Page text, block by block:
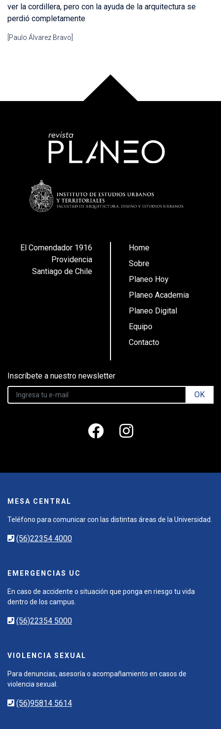
ver la cordillera, pero con la ayuda de la arquitectura se
perdió completamente
[Paulo Álvarez Bravo]
El Comendador 1916
Providencia
Santiago de Chile
Home
Sobre
Planeo Hoy
Planeo Academia
Planeo Digital
Equipo
Contacto
Inscríbete a nuestro newsletter
OK
MESA CENTRAL
Teléfono para comunicar con las distintas áreas de la Universidad.
(56)22354 4000
EMERGENCIAS UC
En caso de accidente o situación que ponga en riesgo tu vida
dentro de los campus.
(56)22354 5000
VIOLENCIA SEXUAL
Para denuncias, asesoría o acompañamiento en casos de
violencia sexual.
(56)95814 5614